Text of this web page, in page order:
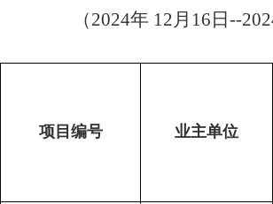
（2024年 12月16日--
项目编号 业主单位